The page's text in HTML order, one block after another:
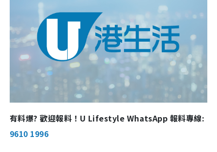
有料爆? 歡迎報料！U Lifestyle WhatsApp 報料專線:
9610 1996